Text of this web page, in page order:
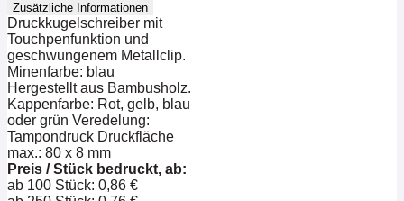
Zusätzliche Informationen
Druckkugelschreiber mit
Touchpenfunktion und
geschwungenem Metallclip.
Minenfarbe: blau
Hergestellt aus Bambusholz.
Kappenfarbe: Rot, gelb, blau
oder grün Veredelung:
Tampondruck Druckfläche
max.: 80 x 8 mm
Preis / Stück bedruckt, ab:
ab 100 Stück: 0,86 €